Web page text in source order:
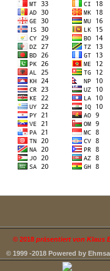
© 2018 präsentiert von Klaus
© 1999 -2018 Powered by